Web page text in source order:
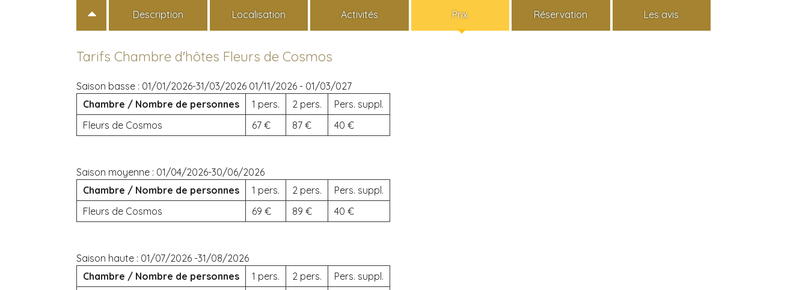
Description Localisation Activités Prix Réservation Les avis
Tarifs Chambre d'hôtes Fleurs de Cosmos
Saison basse : 01/01/2026-31/03/2026 01/11/2026 - 01/03/027
Chambre / Nombre de personnes
1 pers. 2 pers.
Pers. suppl.
Fleurs de Cosmos
67 87 40
Saison moyenne : 01/04/2026-30/06/2026
Chambre / Nombre de personnes
1 pers. 2 pers.
Pers. suppl.
Fleurs de Cosmos
69 89 40
Saison haute : 01/07/2026 -31/08/2026
Chambre / Nombre de personnes
1 pers. 2 pers.
Pers. suppl.